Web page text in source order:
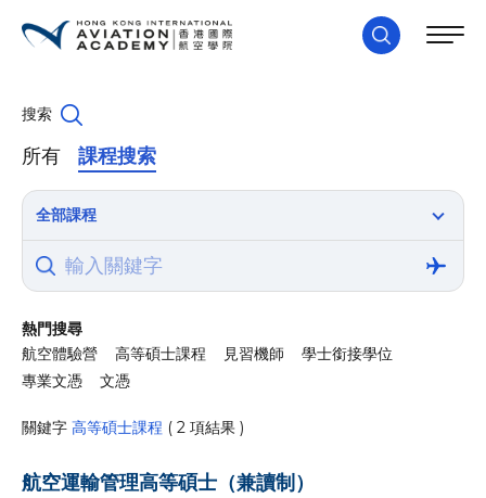
搜索
所有 課程搜索
全部課程
熱門搜尋
航空體驗營
高等碩士課程 見習機師
學士銜接學位
專業文憑
文憑
關鍵字 高等碩士課程 ( 2 項結果 )
航空運輸管理高等碩士（兼讀制）